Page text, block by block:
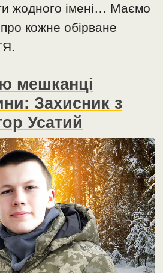
жодного імені… Маємо
кожне обірване
мешканці
Захисник з
Усатий